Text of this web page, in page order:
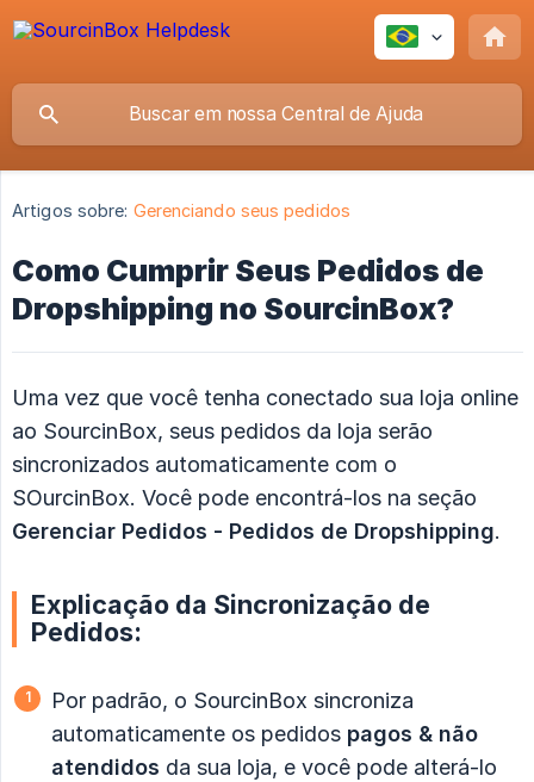
Artigos sobre: Gerenciando seus pedidos
Como Cumprir Seus Pedidos de
Dropshipping no SourcinBox?
Uma vez que você tenha conectado sua loja online
ao SourcinBox, seus pedidos da loja serão
sincronizados automaticamente com o
SOurcinBox. Você pode encontrá-los na seção
Gerenciar Pedidos - Pedidos de Dropshipping.
Explicação da Sincronização de
Pedidos:
Por padrão, o SourcinBox sincroniza
automaticamente os pedidos pagos & não
atendidos da sua loja, e você pode alterá-lo